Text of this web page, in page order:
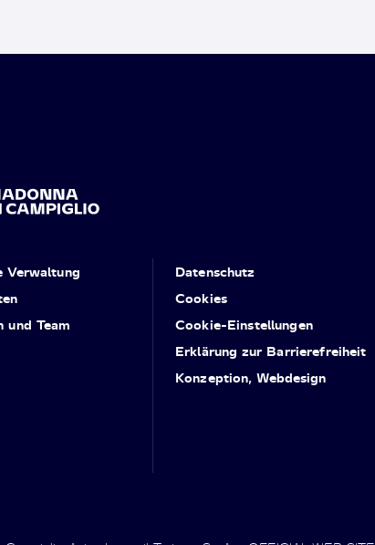
Verwaltung
und Team
Datenschutz
Cookies
Cookie-Einstellungen
Erklärung zur Barrierefreiheit
Konzeption, Webdesign